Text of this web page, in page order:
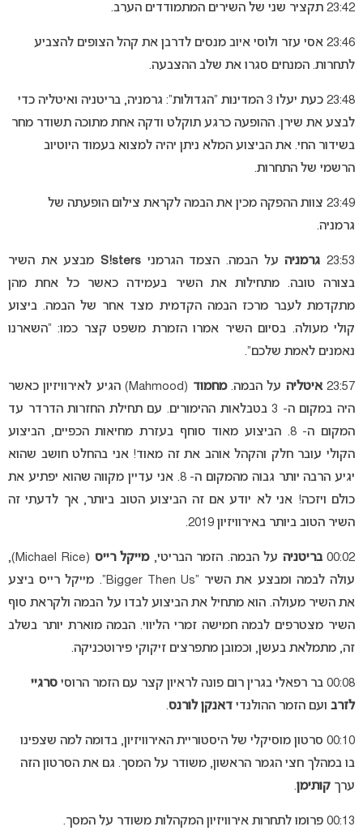
23:42 תקציר שני של השירים המתמודדים הערב.
23:46 אסי עזר ולוסי איוב מנסים לדרבן את קהל הצופים להצביע
לתחרות. המנחים סגרו את שלב ההצבעה.
23:48 כעת יעלו 3 המדינות “הגדולות”: גרמניה, בריטניה ואיטליה כדי
לבצע את שירן. ההופעה כרגע תוקלט ודקה אחת מתוכה תשודר מחר
בשידור החי. את הביצוע המלא ניתן יהיה למצוא בעמוד היוטיוב
הרשמי של התחרות.
23:49 צוות ההפקה מכין את הבמה לקראת צילום הופעתה של
גרמניה.
23:53 גרמניהעל הבמה. הצמד הגרמני S!sters מבצע את השיר
בצורה טובה. מתחילות את השיר בעמידה כאשר כל אחת מהן
מתקדמת לעבר מרכז הבמה הקדמית מצד אחר של הבמה. ביצוע
קולי מעולה. בסיום השיר אמרו הזמרת משפט קצר כמו: “השארנו
נאמנים לאמת שלכם”.
23:57 איטליה על הבמה.מחמוד
(Mahmood) הגיע לאירוויזיון כאשר
היה במקום ה- 3 בטבלאות ההימורים. עם תחילת החזרות הדרדר עד
המקום ה- 8. הביצוע מאוד סוחף בעזרת מחיאות הכפיים, הביצוע
הקולי עובר חלק והקהל אוהב את זה מאוד! אני בהחלט חושב שהוא
יגיע הרבה יותר גבוה מהמקום ה- 8. אני עדיין מקווה שהוא יפתיע את
כולם ויזכה! אני לא יודע אם זה הביצוע הטוב ביותר, אך לדעתי זה
השיר הטוב ביותר באירוויזיון 2019.
00:02 בריטניה על הבמה. הזמר הבריטי,מייקל רייס
(Michael Rice),
עולה לבמה ומבצע את השיר “Bigger Then Us”. מייקל רייס ביצע
את השיר מעולה. הוא מתחיל את הביצוע לבדו על הבמה ולקראת סוף
השיר מצטרפים לבמה חמישה זמרי הליווי. הבמה מוארת יותר בשלב
זה, מתמלאת בעשן, וכמובן מתפרצים זיקוקי פירוטכניקה.
00:08 בר רפאלי בגרין רום פונה לראיון קצר עם הזמר הרוסי
סרגיי
לזרב ועם הזמר ההולנדי דאנקן לורנס.
00:10 סרטון מוסיקלי של היסטוריית האירוויזיון, בדומה למה שצפינו
בו במהלך חצי הגמר הראשון, משודר על המסך. גם את הסרטון הזה
ערך קותימן.
00:13 פרומו לתחרות אירוויזיון המקהלות משודר על המסך.